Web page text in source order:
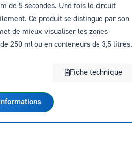
de 5 secondes. Une fois le circuit
Ce produit se distingue par son
de mieux visualiser les zones
250 ml ou en conteneurs de 3,5 litres.
Fiche technique